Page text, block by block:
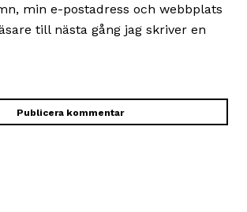
min e-postadress och webbplats
till nästa gång jag skriver en